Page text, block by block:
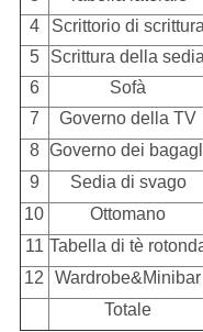
4
Scrittorio di
5
Scrittura della
6
Sofà
7
Governo della TV
8 Governo dei
9
Sedia di svago
10
Ottomano
11 Tabella di tè
12
Wardrobe&Minibar
Totale